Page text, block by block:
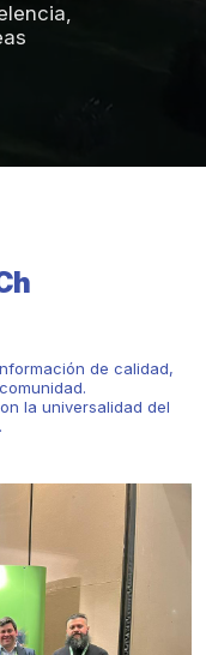
de calidad,
la universalidad del